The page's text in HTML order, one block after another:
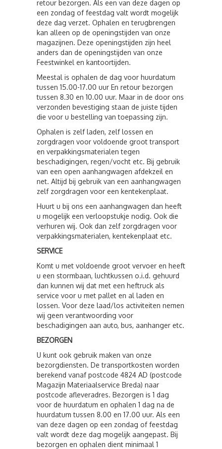
retour bezorgen. Als een van deze dagen op
een zondag of feestdag valt wordt mogelijk
deze dag verzet. Ophalen en terugbrengen
kan alleen op de openingstijden van onze
magazijnen. Deze openingstijden zijn heel
anders dan de openingstijden van onze
Feestwinkel en kantoortijden.
Meestal is ophalen de dag voor huurdatum
tussen 15.00-17.00 uur En retour bezorgen
tussen 8.30 en 10.00 uur. Maar in de door ons
verzonden bevestiging staan de juiste tijden
die voor u bestelling van toepassing zijn.
Ophalen is zelf laden, zelf lossen en
zorgdragen voor voldoende groot transport
en verpakkingsmaterialen tegen
beschadigingen, regen/vocht etc. Bij gebruik
van een open aanhangwagen afdekzeil en
net. Altijd bij gebruik van een aanhangwagen
zelf zorgdragen voor een kentekenplaat.
Huurt u bij ons een aanhangwagen dan heeft
u mogelijk een verloopstukje nodig. Ook die
verhuren wij. Ook dan zelf zorgdragen voor
verpakkingsmaterialen, kentekenplaat etc.
SERVICE
Komt u met voldoende groot vervoer en heeft
u een stormbaan, luchtkussen o.i.d. gehuurd
dan kunnen wij dat met een heftruck als
service voor u met pallet en al laden en
lossen. Voor deze laad/los activiteiten nemen
wij geen verantwoording voor
beschadigingen aan auto, bus, aanhanger etc.
BEZORGEN
U kunt ook gebruik maken van onze
bezorgdiensten. De transportkosten worden
berekend vanaf postcode 4824 AD (postcode
Magazijn Materiaalservice Breda) naar
postcode afleveradres. Bezorgen is 1 dag
voor de huurdatum en ophalen 1 dag na de
huurdatum tussen 8.00 en 17.00 uur. Als een
van deze dagen op een zondag of feestdag
valt wordt deze dag mogelijk aangepast. Bij
bezorgen en ophalen dient minimaal 1